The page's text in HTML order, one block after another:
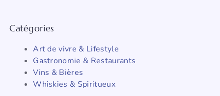
Catégories
Art de vivre & Lifestyle
Gastronomie & Restaurants
Vins & Bières
Whiskies & Spiritueux